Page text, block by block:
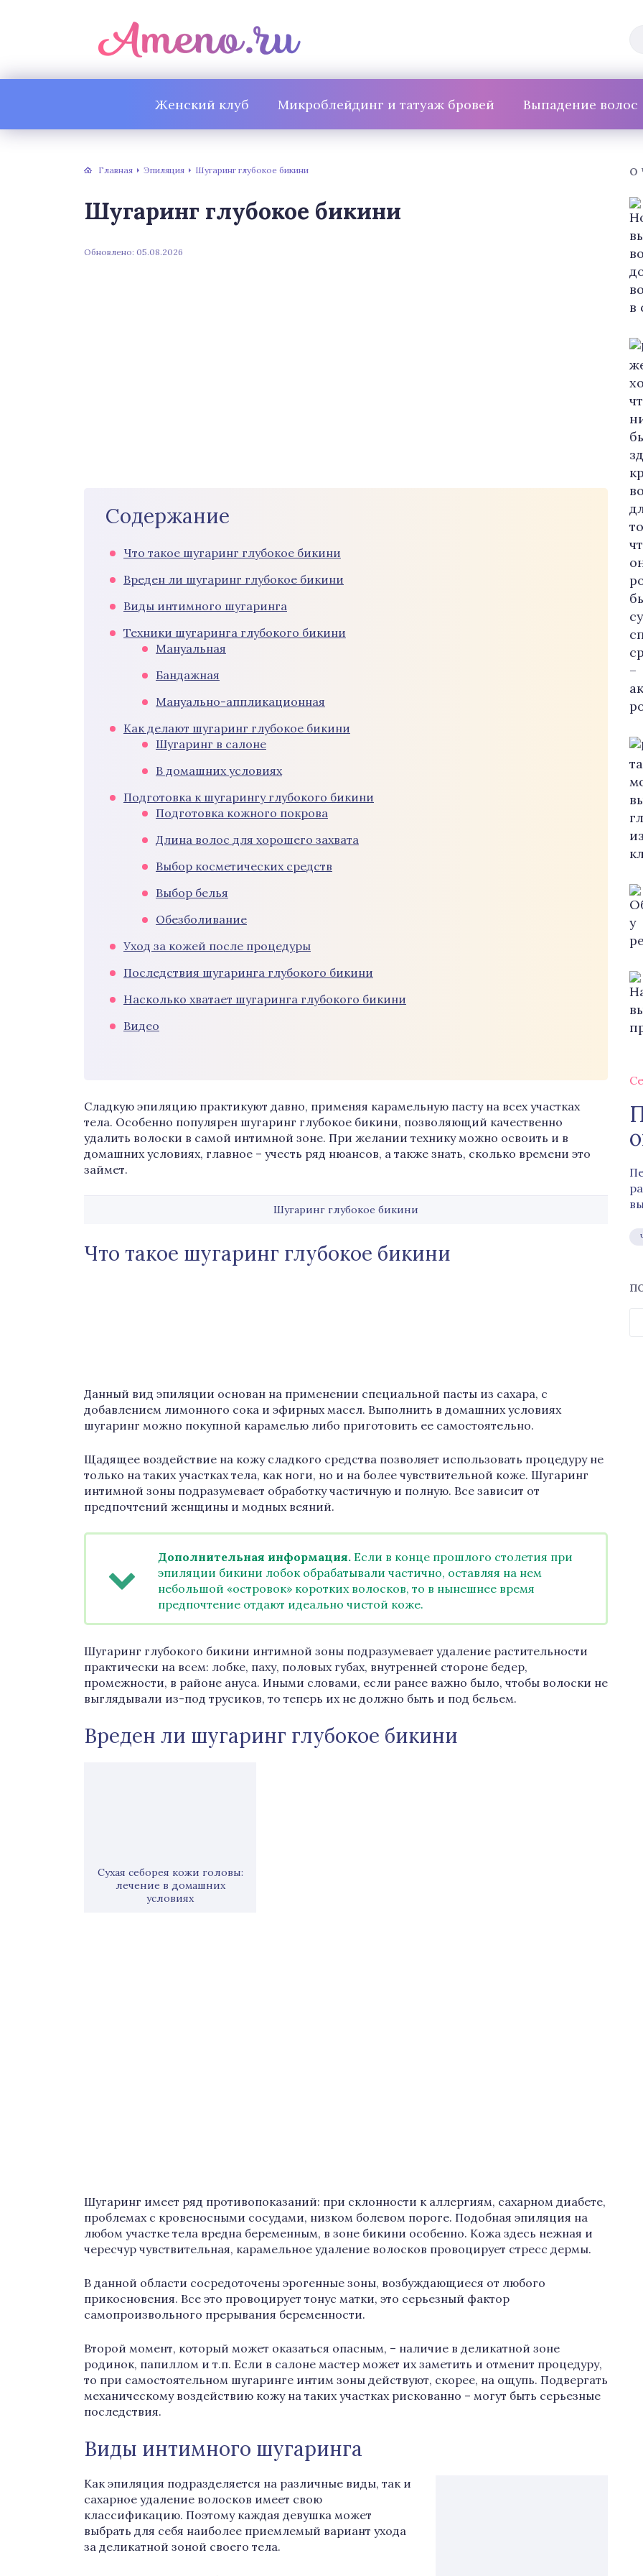
Женский клуб Микроблейдинг и татуаж бровей Выпадение волос
Главная Эпиляция Шугаринг глубокое бикини
Шугаринг глубокое бикини
Обновлено: 05.08.2026
Содержание
Что такое шугаринг глубокое бикини
Вреден ли шугаринг глубокое бикини
Виды интимного шугаринга
Техники шугаринга глубокого бикини
Мануальная
Бандажная
Мануально-аппликационная
Как делают шугаринг глубокое бикини
Шугаринг в салоне
В домашних условиях
Подготовка к шугарингу глубокого бикини
Подготовка кожного покрова
Длина волос для хорошего захвата
Выбор косметических средств
Выбор белья
Обезболивание
Уход за кожей после процедуры
Последствия шугаринга глубокого бикини
Насколько хватает шугаринга глубокого бикини
Видео
Сладкую эпиляцию практикуют давно, применяя карамельную пасту на всех участках
тела. Особенно популярен шугаринг глубокое бикини, позволяющий качественно
удалить волоски в самой интимной зоне. При желании технику можно освоить и в
домашних условиях, главное – учесть ряд нюансов, а также знать, сколько времени это
займет.
Шугаринг глубокое бикини
Что такое шугаринг глубокое бикини
Данный вид эпиляции основан на применении специальной пасты из сахара, с
добавлением лимонного сока и эфирных масел. Выполнить в домашних условиях
шугаринг можно покупной карамелью либо приготовить ее самостоятельно.
Щадящее воздействие на кожу сладкого средства позволяет использовать процедуру не
только на таких участках тела, как ноги, но и на более чувствительной коже. Шугаринг
интимной зоны подразумевает обработку частичную и полную. Все зависит от
предпочтений женщины и модных веяний.
Дополнительная информация. Если в конце прошлого столетия при
эпиляции бикини лобок обрабатывали частично, оставляя на нем
небольшой «островок» коротких волосков, то в нынешнее время
предпочтение отдают идеально чистой коже.
Шугаринг глубокого бикини интимной зоны подразумевает удаление растительности
практически на всем: лобке, паху, половых губах, внутренней стороне бедер,
промежности, в районе ануса. Иными словами, если ранее важно было, чтобы волоски не
выглядывали из-под трусиков, то теперь их не должно быть и под бельем.
Вреден ли шугаринг глубокое бикини
Сухая себорея кожи головы:
лечение в домашних
условиях
Шугаринг имеет ряд противопоказаний: при склонности к аллергиям, сахарном диабете,
проблемах с кровеносными сосудами, низком болевом пороге. Подобная эпиляция на
любом участке тела вредна беременным, в зоне бикини особенно. Кожа здесь нежная и
чересчур чувствительная, карамельное удаление волосков провоцирует стресс дермы.
В данной области сосредоточены эрогенные зоны, возбуждающиеся от любого
прикосновения. Все это провоцирует тонус матки, это серьезный фактор
самопроизвольного прерывания беременности.
Второй момент, который может оказаться опасным, – наличие в деликатной зоне
родинок, папиллом и т.п. Если в салоне мастер может их заметить и отменит процедуру,
то при самостоятельном шугаринге интим зоны действуют, скорее, на ощупь. Подвергать
механическому воздействию кожу на таких участках рискованно – могут быть серьезные
последствия.
Виды интимного шугаринга
Как эпиляция подразделяется на различные виды, так и
сахарное удаление волосков имеет свою
классификацию. Поэтому каждая девушка может
выбрать для себя наиболее приемлемый вариант ухода
за деликатной зоной своего тела.
О